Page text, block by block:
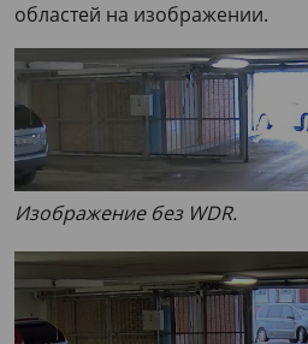
областей на изображении.
Изображение без WDR.